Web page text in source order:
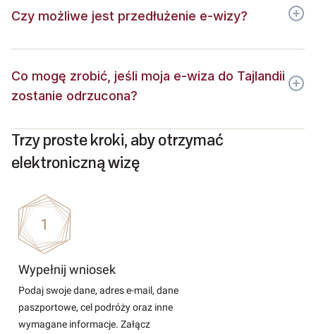
Czy możliwe jest przedłużenie e-wizy?
Co mogę zrobić, jeśli moja e-wiza do Tajlandii
zostanie odrzucona?
Trzy proste kroki, aby otrzymać
elektroniczną wizę
Wypełnij wniosek
Podaj swoje dane, adres e-mail, dane
paszportowe, cel podróży oraz inne
wymagane informacje. Załącz